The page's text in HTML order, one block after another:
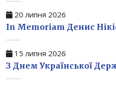
20 липня 2026
In Memoriam Денис
15 липня 2026
З Днем Української